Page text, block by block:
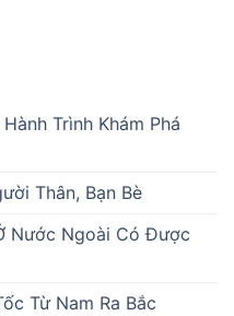
Trình Khám Phá
Thân, Bạn Bè
Nước Ngoài Có Được
Từ Nam Ra Bắc